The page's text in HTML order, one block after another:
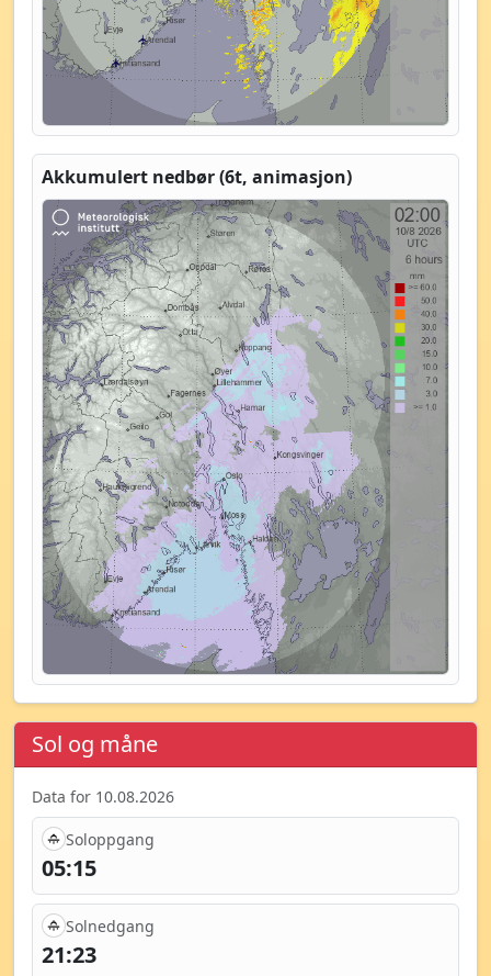
Akkumulert nedbør (6t, animasjon)
Sol og måne
Data for 10.08.2026
Soloppgang
05:15
Solnedgang
21:23